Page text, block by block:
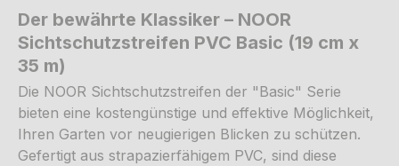
Der bewährte Klassiker – NOOR
Sichtschutzstreifen PVC Basic (19 cm x
35 m)
Die NOOR Sichtschutzstreifen der "Basic" Serie
bieten eine kostengünstige und effektive Möglichkeit,
Ihren Garten vor neugierigen Blicken zu schützen.
Gefertigt aus strapazierfähigem PVC, sind diese